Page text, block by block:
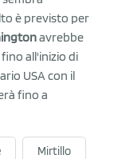
è previsto per
avrebbe
all'inizio di
USA con il
fino a
Mirtillo